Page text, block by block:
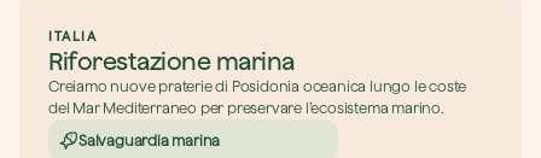
ITALIA
Riforestazione marina
Creiamo nuove praterie di Posidonia oceanica lungo le coste
del Mar Mediterraneo per preservare l’ecosistema marino.
Salvaguardia marina